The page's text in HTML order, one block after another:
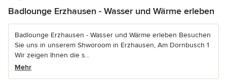
Badlounge Erzhausen - Wasser und Wärme erleben
Badlounge Erzhausen - Wasser und Wärme erleben Besuchen
Sie uns in unserem Shworoom in Erzhausen, Am Dornbusch 1
Wir zeigen Ihnen die s...
Mehr